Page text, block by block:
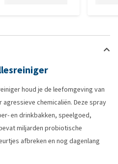
houd je de leefomgeving van
chemicaliën. Deze spray
en drinkbakken, speelgoed,
miljarden probiotische
afbreken en nog dagenlang